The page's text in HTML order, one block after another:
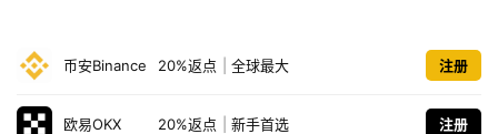
币安Binance 20%返点 全球最大 注册
欧易OKX 20%返点 新手首选 注册